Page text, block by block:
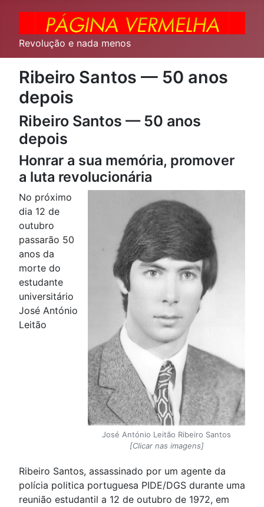
Revolução e nada menos
Ribeiro Santos — 50 anos
depois
Ribeiro Santos — 50 anos
depois
Honrar a sua memória, promover
a luta revolucionária
José António Leitão Ribeiro Santos
[Clicar nas imagens]
No próximo
dia 12 de
outubro
passarão 50
anos da
morte do
estudante
universitário
José António
Leitão
Ribeiro Santos, assassinado por um agente da
polícia politica portuguesa PIDE/DGS durante uma
reunião estudantil a 12 de outubro de 1972, em